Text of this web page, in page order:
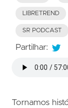
LIBRETREND
SR PODCAST
Partilhar:
Tornamos